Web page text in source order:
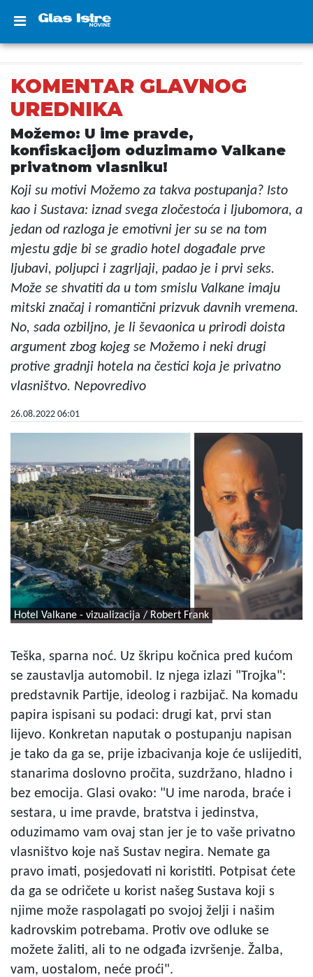
KOMENTAR GLAVNOG
UREDNIKA
Možemo: U ime pravde,
konfiskacijom oduzimamo Valkane
privatnom vlasniku!
Koji su motivi Možemo za takva postupanja? Isto
kao i Sustava: iznad svega zločestoća i ljubomora, a
jedan od razloga je emotivni jer su se na tom
mjestu gdje bi se gradio hotel događale prve
ljubavi, poljupci i zagrljaji, padao je i prvi seks.
Može se shvatiti da u tom smislu Valkane imaju
mitski značaj i romantični prizvuk davnih vremena.
No, sada ozbiljno, je li ševaonica u prirodi doista
argument zbog kojeg se Možemo i neki drugi
protive gradnji hotela na čestici koja je privatno
vlasništvo. Nepovredivo
26.08.2022 06:01
Hotel Valkane - vizualizacija / Robert Frank
Teška, sparna noć. Uz škripu kočnica pred kućom
se zaustavlja automobil. Iz njega izlazi "Trojka":
predstavnik Partije, ideolog i razbijač. Na komadu
papira ispisani su podaci: drugi kat, prvi stan
lijevo. Konkretan naputak o postupanju napisan
je tako da ga se, prije izbacivanja koje će uslijediti,
stanarima doslovno pročita, suzdržano, hladno i
bez emocija. Glasi ovako: "U ime naroda, braće i
sestara, u ime pravde, bratstva i jedinstva,
oduzimamo vam ovaj stan jer je to vaše privatno
vlasništvo koje naš Sustav negira. Nemate ga
pravo imati, posjedovati ni koristiti. Potpisat ćete
da ga se odričete u korist našeg Sustava koji s
njime može raspolagati po svojoj želji i našim
kadrovskim potrebama. Protiv ove odluke se
možete žaliti, ali to ne odgađa izvršenje. Žalba,
vam, uostalom, neće proći".